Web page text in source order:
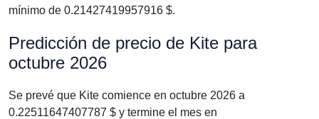
mínimo de 0.21427419957916 $.
Predicción de precio de Kite para
octubre 2026
Se prevé que Kite comience en octubre 2026 a
0.22511647407787 $ y termine el mes en